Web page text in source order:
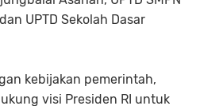
UPTD Sekolah Dasar
kebijakan pemerintah,
visi Presiden RI untuk